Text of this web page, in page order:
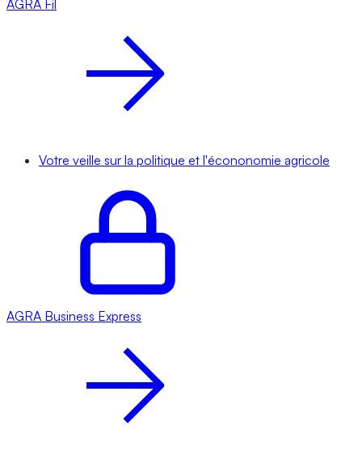
AGRA Fil
Votre veille sur la politique et l'écononomie agricole
AGRA Business Express